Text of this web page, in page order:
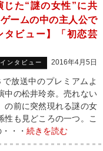
じた“謎の女性”に共
ームの中の主人公で
ビュー】「初恋芸
インタビュー 2016年4月5日
放送中のプレミアムよ
中の松井玲奈。売れない
の前に突然現れる謎の女
も見どころの一つ。こ
・・ 続きを読む